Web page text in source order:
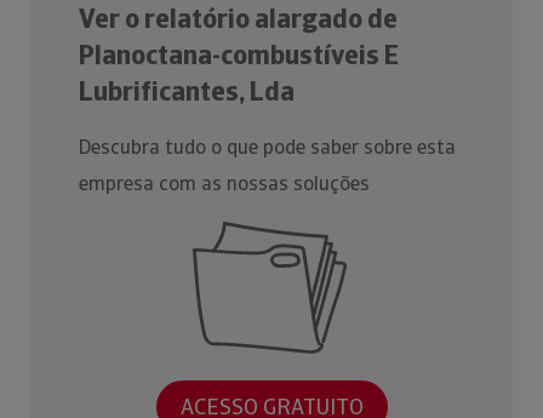
Ver o relatório alargado de
Planoctana-combustíveis E
Lubrificantes, Lda
Descubra tudo o que pode saber sobre esta
empresa com as nossas soluções
ACESSO GRATUITO